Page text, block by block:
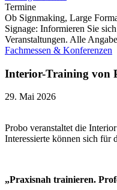
Termine
Ob Signmaking, Large
Signage: Informieren Sie
Veranstaltungen. Alle
Fachmessen & Konferenzen
Interior-Training von
29. Mai 2026
Probo veranstaltet die
Interessierte können sich für
„Praxisnah trainieren.